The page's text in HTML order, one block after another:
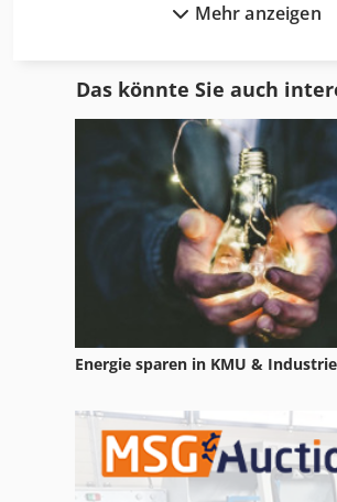
International 2674
International 433
International 434
Mehr anzeigen
Das könnte Sie auch
Energie sparen in KMU & Industrie